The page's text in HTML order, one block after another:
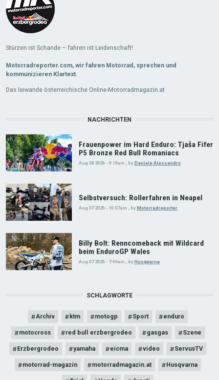
Stürzen ist Schande – fahren ist Leidenschaft!
Motorradreporter.com, wir fahren Motorrad, sprechen und
kommunizieren Klartext.
Das leiwande österreichische Online-Motorradmagazin.at
NACHRICHTEN
Frauenpower im Hard Enduro: Tjaša Fifer
P5 Bronze Red Bull Romaniacs
Aug 08 2026 - 9:19am byDaniele Alessandro
Selbstversuch: Rollerfahren in Neapel
Aug 07 2026 - 10:07am , by Motorradreporter
Billy Bolt: Renncomeback mit Wildcard
beim EnduroGP Wales
Aug 07 2026 - 7:49am byHusqvarna
SCHLAGWORTE
Archiv ktm motogp Sport enduro
motocross red bull erzbergrodeo gasgas Szene
Erzbergrodeo yamaha eicma video ServusTV
motorrad-magazin motorradmagazin.at Husqvarna